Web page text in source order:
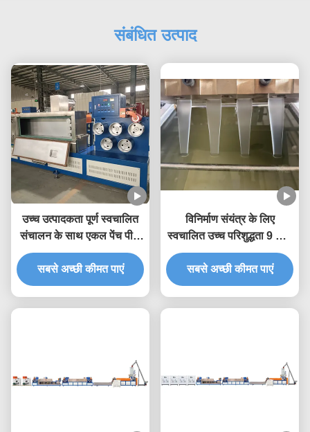
संबंधित उत्पाद
उच्च उत्पादकता पूर्ण स्वचालित
संचालन के साथ एकल पेंच पीपी
स्ट्रैप बनाने की मशीन 5-19
मिमी स्ट्रैप चौड़ाई के लिए
सबसे अच्छी कीमत पाएं
विनिर्माण संयंत्र के लिए
स्वचालित उच्च परिशुद्धता 9 मिमी
पीपी स्ट्रैपिंग उत्पादन लाइन पीपी
स्ट्रैपिंग मशीन
सबसे अच्छी कीमत पाएं